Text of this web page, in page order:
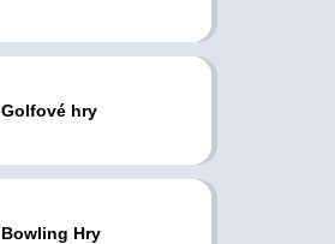
Golfové hry
Bowling Hry